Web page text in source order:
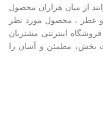
از ميان هزاران محصول
و عطر ، محصول مورد نظر
اینترنتی مشتريان
بخش، مطمئن و آسان را